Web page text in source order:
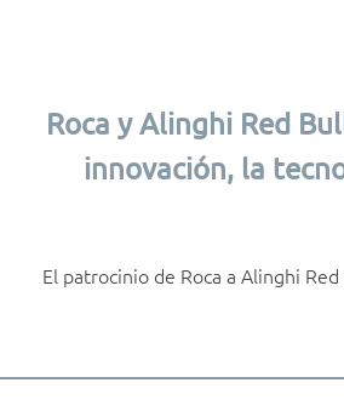
Roca y Alinghi Red
innovación, la
El patrocinio de Roca a Alinghi